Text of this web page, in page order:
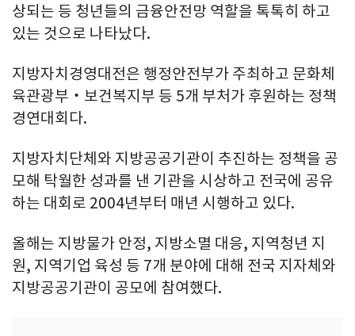
상되는 등 청년들의 금융안전망 역할을 톡톡히 하고
있는 것으로 나타났다.
지방자치경영대전은 행정안전부가 주최하고 문화체
육관광부‧보건복지부 등 5개 부처가 후원하는 정책
경연대회다.
지방자치단체와 지방공공기관이 추진하는 정책을 공
모해 탁월한 성과를 낸 기관을 시상하고 전국에 공유
하는 대회로 2004년부터 매년 시행하고 있다.
올해는 지방물가 안정, 지방소멸 대응, 지역청년 지
원, 지역기업 육성 등 7개 분야에 대해 전국 지자체와
지방공공기관이 공모에 참여했다.